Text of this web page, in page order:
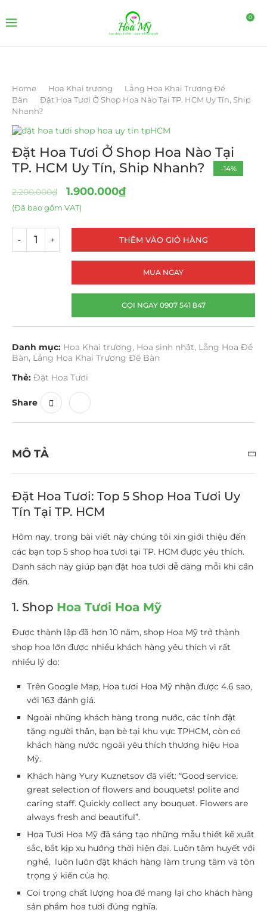
0
Home Hoa Khai trương
Lẵng Hoa Khai Trương Để
Bàn
Đặt Hoa Tươi Ở Shop Hoa Nào Tại TP. HCM Uy Tín, Ship
Nhanh?
-14%
Đặt Hoa Tươi Ở Shop Hoa Nào Tại
TP. HCM Uy Tín, Ship Nhanh?
2.200.000₫ 1.900.000₫
(Đã bao gồm VAT)
THÊM VÀO GIỎ HÀNG
MUA NGAY
GỌI NGAY 0907 541 847
Danh mục: Hoa Khai trương, Hoa sinh nhật, Lẵng Hoa Để
Bàn, Lẵng Hoa Khai Trương Để Bàn
Thẻ: Đặt Hoa Tươi
Share
MÔ TẢ
Đặt Hoa Tươi: Top 5 Shop Hoa Tươi Uy
Tín Tại TP. HCM
Hôm nay, trong bài viết này chúng tôi xin giới thiệu đến
các bạn top 5 shop hoa tươi tại TP. HCM được yêu thích.
Danh sách này giúp bạn đặt hoa tươi dễ dàng mỗi khi cần
đến.
1. Shop Hoa Tươi Hoa Mỹ
Được thành lập đã hơn 10 năm, shop Hoa Mỹ trở thành
shop hoa lớn được nhiều khách hàng yêu thích vì rất
nhiều lý do:
Trên Google Map, Hoa tươi Hoa Mỹ nhận được 4.6 sao,
với 163 đánh giá.
Ngoài những khách hàng trong nước, các tỉnh đặt
tặng người thân, bạn bè tại khu vực TPHCM, còn có
khách hàng nước ngoài yêu thích thương hiệu Hoa
Mỹ.
Khách hàng Yury Kuznetsov đã viết: “Good service.
great selection of flowers and bouquets! polite and
caring staff. Quickly collect any bouquet. Flowers are
always fresh and beautiful”.
Hoa Tươi Hoa Mỹ đã sáng tạo những mẫu thiết kế xuất
sắc, bắt kịp xu hướng thời hiện đại. Luôn tâm huyết với
nghề, luôn luôn đặt khách hàng làm trung tâm và tôn
trọng ý kiến của họ.
Coi trọng chất lượng hoa để mang lại cho khách hàng
sản phẩm hoa tươi đúng nghĩa.